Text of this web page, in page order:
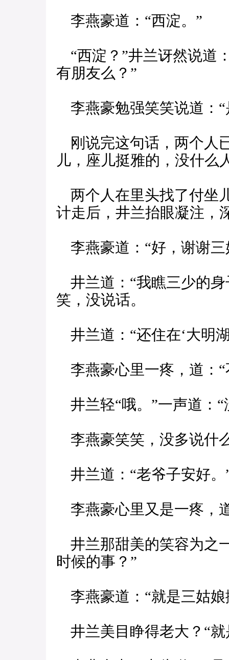
李燕豪道：“西淀。”
“西淀？”井兰讶然说道
有朋友么？”
李燕豪勉强笑笑说道：“
刚说完这句话，两个人
儿，座儿挺雅的，没什么
两个人在里头找了付坐
计走后，井兰抬眼凝注，
李燕豪道：“好，谢谢三
井兰道：“我瞧三少的身
笑，没说话。
井兰道：“还住在‘大明
李燕豪心里一疼，道：
井兰轻“哦。”一声道：
李燕豪笑笑，没多说什
井兰道：“老爷子安好。
李燕豪心里又是一疼，
井兰那甜美的笑容为之
时候的事？”
李燕豪道：“就是三姑娘
井兰美目睁得老大？“就